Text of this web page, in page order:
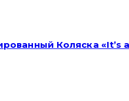
Коляска «It’s